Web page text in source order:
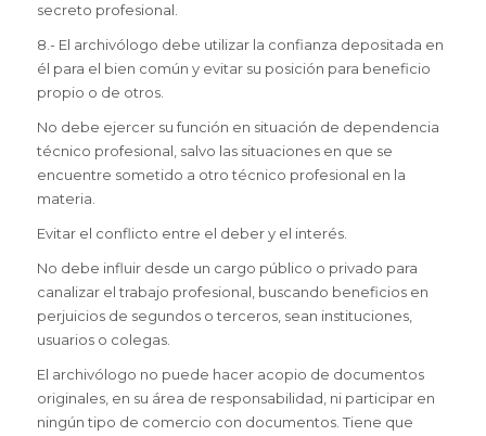
secreto profesional.
8.- El archivólogo debe utilizar la confianza depositada en
él para el bien común y evitar su posición para beneficio
propio o de otros.
No debe ejercer su función en situación de dependencia
técnico profesional, salvo las situaciones en que se
encuentre sometido a otro técnico profesional en la
materia.
Evitar el conflicto entre el deber y el interés.
No debe influir desde un cargo público o privado para
canalizar el trabajo profesional, buscando beneficios en
perjuicios de segundos o terceros, sean instituciones,
usuarios o colegas.
El archivólogo no puede hacer acopio de documentos
originales, en su área de responsabilidad, ni participar en
ningún tipo de comercio con documentos. Tiene que